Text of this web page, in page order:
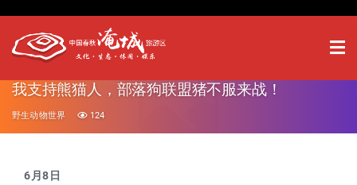
我支持熊猫人，部落狗联盟猪不服来战！
野生动物世界 124
6月8日